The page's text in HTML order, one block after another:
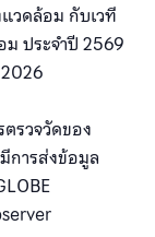
วดล้อม กับเวที
ม ประจำปี 2569
รวจวัดของ
การส่งข้อมูล